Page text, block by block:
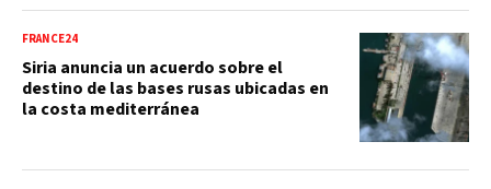
FRANCE24
Siria anuncia un acuerdo sobre el
destino de las bases rusas ubicadas en
la costa mediterránea